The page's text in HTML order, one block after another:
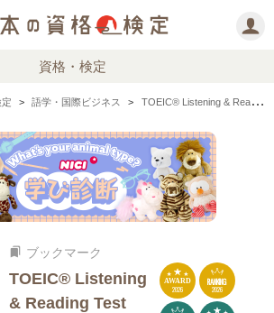
資格・検定
語学・国際ビジネス TOEIC® Listening & Reading Testの情報まとめ・口コミ・体験談
bookmarks ブックマーク
TOEIC® Listening
& Reading Test
AWARD
2026
RANKING
2026